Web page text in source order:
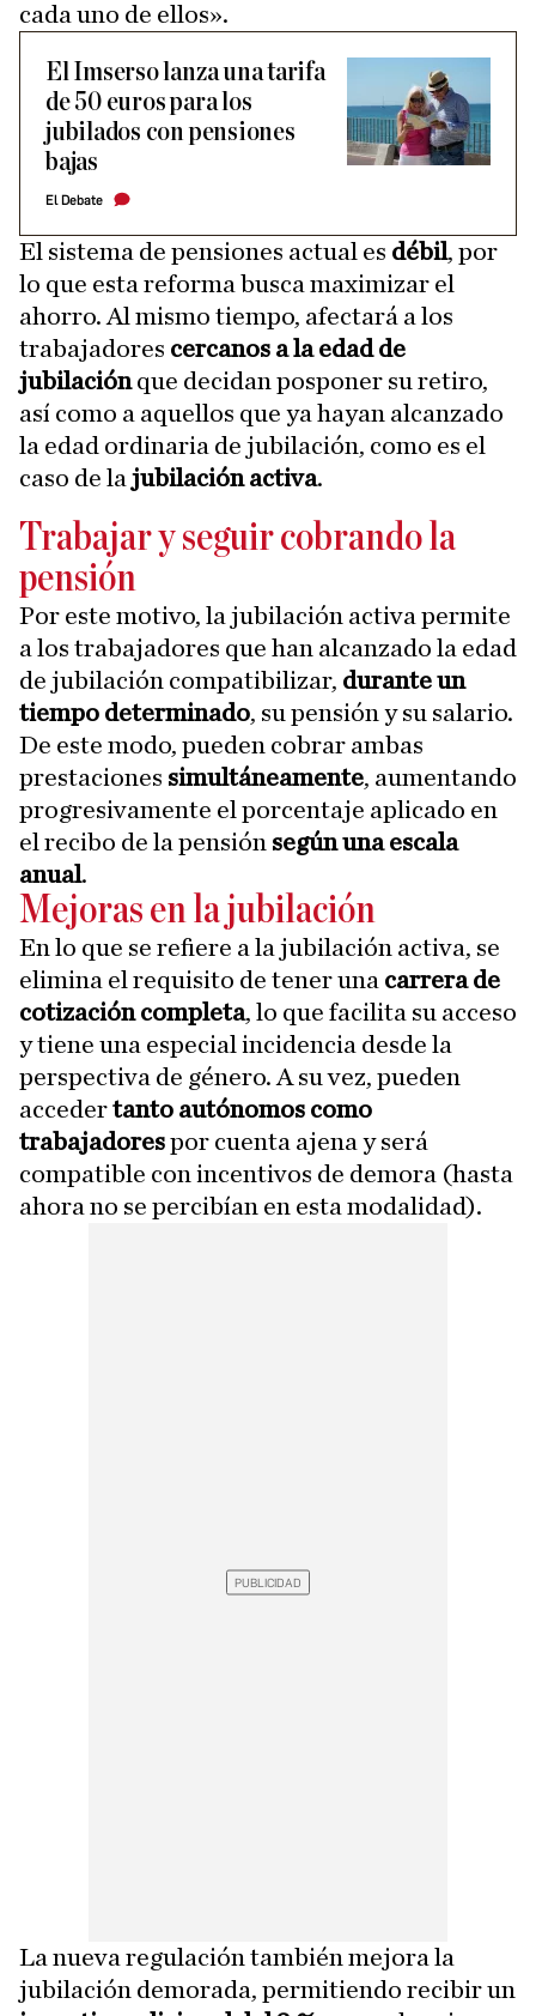
cada uno de ellos».
El Imserso lanza una tarifa
de 50 euros para los
jubilados con pensiones
bajas
El Debate
El sistema de pensiones actual es débil, por
lo que esta reforma busca maximizar el
ahorro. Al mismo tiempo, afectará a los
trabajadores cercanos a la edad de
jubilaciónque decidan posponer su retiro,
así como a aquellos que ya hayan alcanzado
la edad ordinaria de jubilación, como es el
caso de la jubilación activa.
Trabajar y seguir cobrando la
pensión
Por este motivo, la jubilación activa permite
a los trabajadores que han alcanzado la edad
de jubilación compatibilizar, durante un
tiempo determinado, su pensión y su salario.
De este modo, pueden cobrar ambas
prestaciones simultáneamente, aumentando
progresivamente el porcentaje aplicado en
el recibo de la pensión según una escala
anual.
Mejoras en la jubilación
En lo que se refiere a la jubilación activa, se
elimina el requisito de tener una carrera de
cotización completa, lo que facilita su acceso
y tiene una especial incidencia desde la
perspectiva de género. A su vez, pueden
accedertanto autónomos como
trabajadorespor cuenta ajena y será
compatible con incentivos de demora (hasta
ahora no se percibían en esta modalidad).
La nueva regulación también mejora la
jubilación demorada, permitiendo recibir un